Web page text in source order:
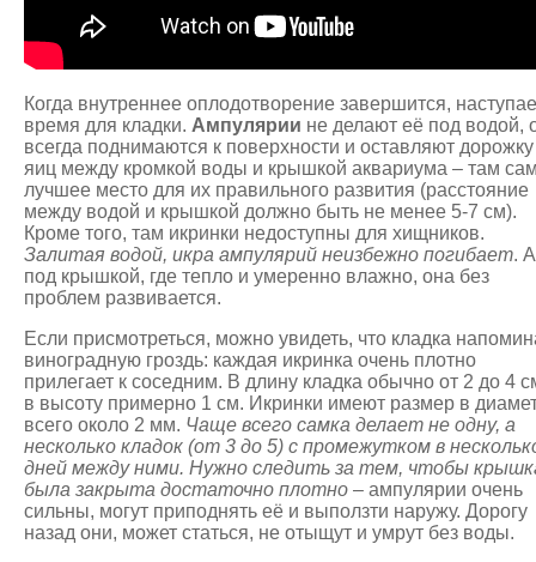
Когда внутреннее оплодотворение завершится,
время для кладки. Ампулярии не делают её под водой,
всегда поднимаются к поверхности и оставляют дорожку
яиц между кромкой воды и крышкой аквариума – там
лучшее место для их правильного развития (расстояние
между водой и крышкой должно быть не менее 5-7 см).
Кроме того, там икринки недоступны для хищников.
Залитая водой, икра ампулярий неизбежно погибает. А
под крышкой, где тепло и умеренно влажно, она без
проблем развивается.
Если присмотреться, можно увидеть, что кладка
виноградную гроздь: каждая икринка очень плотно
прилегает к соседним. В длину кладка обычно от 2 до 4
в высоту примерно 1 см. Икринки имеют размер в
всего около 2 мм. Чаще всего самка делает не одну, а
несколько кладок (от 3 до 5) с промежутком в
дней между ними. Нужно следить за тем, чтобы
была закрыта достаточно плотно – ампулярии очень
сильны, могут приподнять её и выползти наружу. Дорогу
назад они, может статься, не отыщут и умрут без воды.